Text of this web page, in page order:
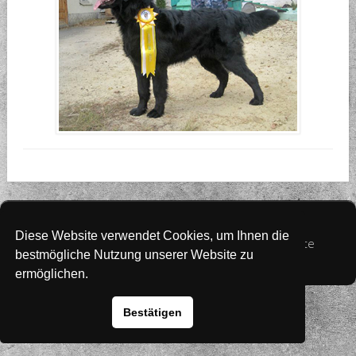
© 2026 Australian Shepherd - Hovawart - Zuchtstätte
von Altwartenburg
Diese Website verwendet Cookies, um Ihnen die
bestmögliche Nutzung unserer Website zu
ermöglichen.
Bestätigen